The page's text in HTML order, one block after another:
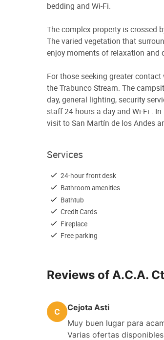
bedding and Wi-Fi.
The complex property is crossed
The varied vegetation that
enjoy moments of relaxation and
For those seeking greater
the Trabunco Stream. The
day, general lighting, security
staff 24 hours a day and Wi-Fi .
visit to San Martín de los Andes
Services
24-hour front desk
Bathroom amenities
Bathtub
Credit Cards
Fireplace
Free parking
Reviews of A.C.A.
C
Cejota Asti
Muy buen lugar para
Varias ofertas